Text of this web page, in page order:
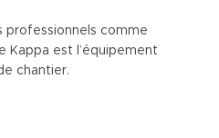
professionnels comme
Kappa est l’équipement
chantier.